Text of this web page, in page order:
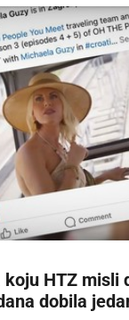
koju HTZ misli
dobila